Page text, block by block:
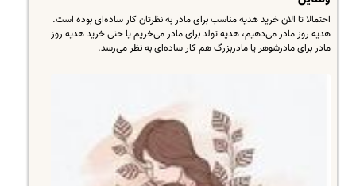
احتمالا تا الان خرید هدیه مناسب برای مادر به‌ نظرتان کار ساده‌ای بوده است.
هدیه روز مادر می‌دهیم، هدیه تولد برای مادر می‌خریم یا حتی خرید هدیه روز
مادر برای مادرشوهر یا مادربزرگ هم کار ساده‌ای به نظر می‌رسد.